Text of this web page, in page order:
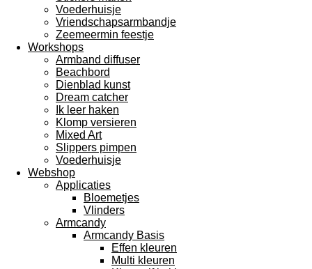
Voederhuisje
Vriendschapsarmbandje
Zeemeermin feestje
Workshops
Armband diffuser
Beachbord
Dienblad kunst
Dream catcher
Ik leer haken
Klomp versieren
Mixed Art
Slippers pimpen
Voederhuisje
Webshop
Applicaties
Bloemetjes
Vlinders
Armcandy
Armcandy Basis
Effen kleuren
Multi kleuren